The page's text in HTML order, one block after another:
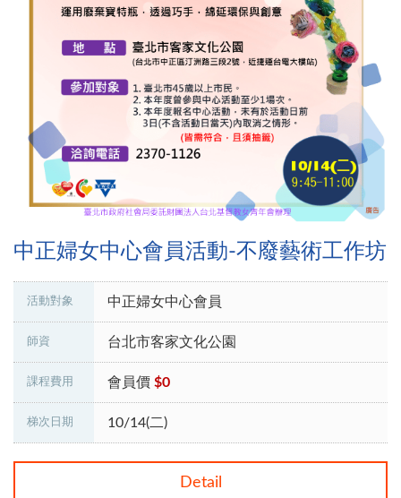
中正婦女中心會員活動-不廢藝術工作坊
活動對象 中正婦女中心會員
師資 台北市客家文化公園
課程費用 會員價 $0
梯次日期 10/14(二)
Detail